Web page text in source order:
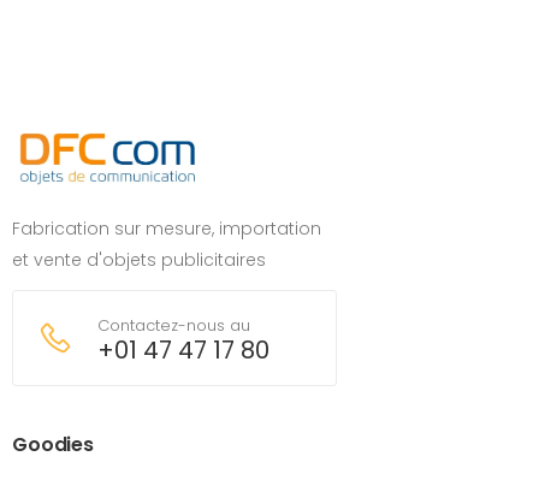
Fabrication sur mesure, importation
et vente d'objets publicitaires
Contactez-nous au
+01 47 47 17 80
Goodies